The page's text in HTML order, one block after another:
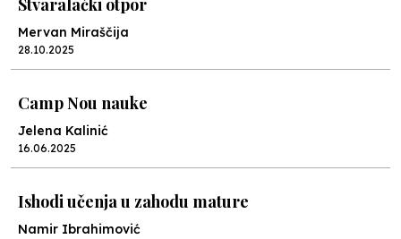
Stvaralački otpor
Mervan Miraščija
28.10.2025
Camp Nou nauke
Jelena Kalinić
16.06.2025
Ishodi učenja u zahodu mature
Namir Ibrahimović